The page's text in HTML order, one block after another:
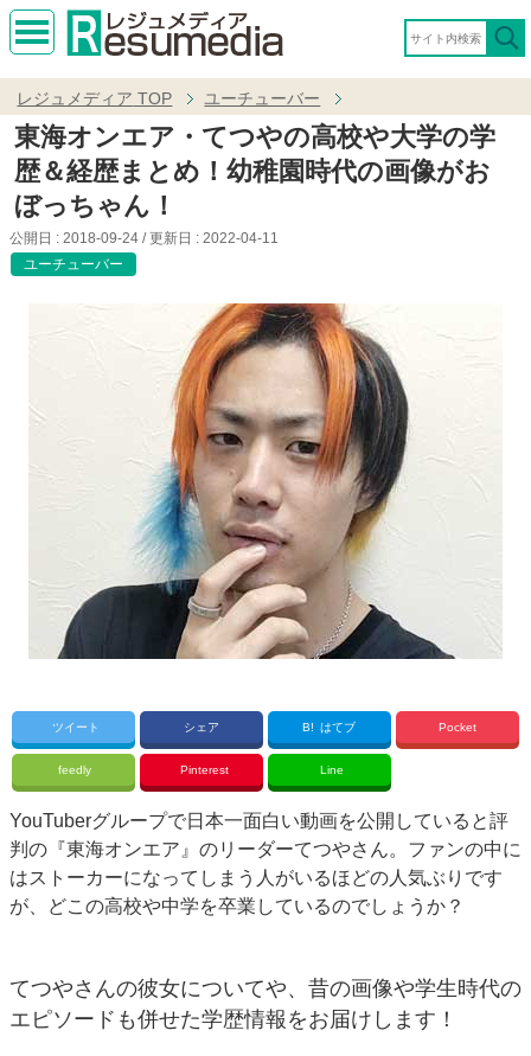
MEN
レジュメディア TOP ユーチューバー
東海オンエア・てつやの高校や大学の学
歴＆経歴まとめ！幼稚園時代の画像がお
ぼっちゃん！
公開日 : 2018-09-24 / 更新日 : 2022-04-11
ユーチューバー
ツイート シェア B! はてブ Pocket
feedly Pinterest Line
YouTuberグループで日本一面白い動画を公開していると評
判の『東海オンエア』のリーダーてつやさん。ファンの中に
はストーカーになってしまう人がいるほどの人気ぶりです
が、どこの高校や中学を卒業しているのでしょうか？
てつやさんの彼女についてや、昔の画像や学生時代の
エピソードも併せた学歴情報をお届けします！